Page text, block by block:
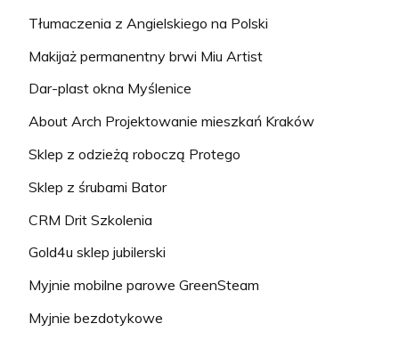
Tłumaczenia z Angielskiego na Polski
Makijaż permanentny brwi Miu Artist
Dar-plast okna Myślenice
About Arch Projektowanie mieszkań Kraków
Sklep z odzieżą roboczą Protego
Sklep z śrubami Bator
CRM Drit Szkolenia
Gold4u sklep jubilerski
Myjnie mobilne parowe GreenSteam
Myjnie bezdotykowe